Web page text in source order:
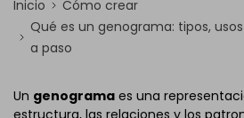
Inicio
Cómo crear
Qué es un genograma: tipos,
a paso
Un genograma es una
estructura, las relaciones y los